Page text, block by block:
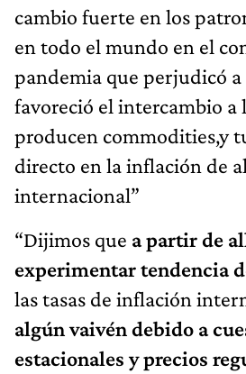
cambio fuerte en los
en todo el mundo en el
pandemia que perjudicó a
favoreció el intercambio a
producen commodities,y
directo en la inflación de
internacional”
“Dijimos que a partir de
experimentar tendencia
las tasas de inflación
algún vaivén debido a
estacionales y precios